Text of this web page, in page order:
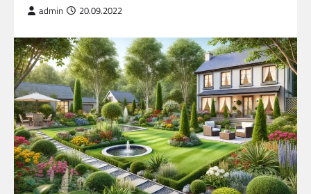
admin 20.09.2022